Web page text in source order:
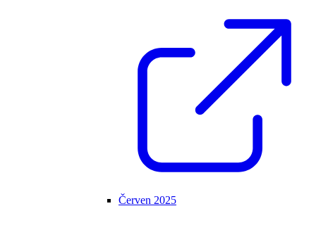
Červen 2025